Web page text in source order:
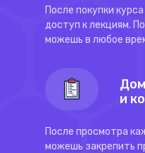
После покупки
доступ к лекциям.
можешь в любое
и
После просмотра
можешь закрепить